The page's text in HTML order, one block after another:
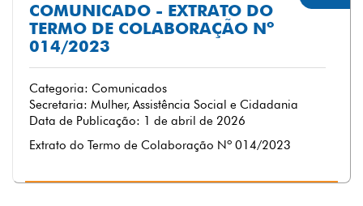
COMUNICADO - EXTRATO DO
TERMO DE COLABORAÇÃO Nº
014/2023
Categoria: Comunicados
Secretaria: Mulher, Assistência Social e Cidadania
Data de Publicação: 1 de abril de 2026
Extrato do Termo de Colaboração Nº 014/2023